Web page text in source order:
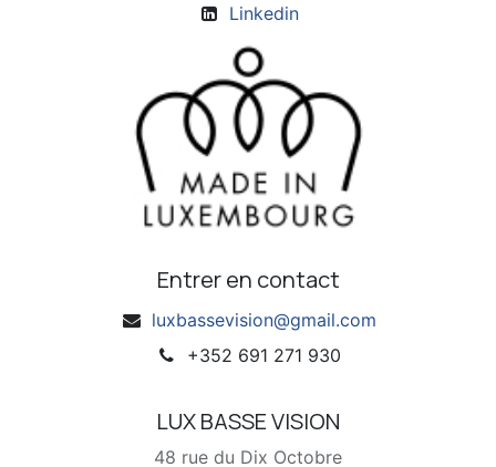
Linkedin
Entrer en contact
luxbassevision@gmail.com
+352 691 271 930
LUX BASSE VISION
48 rue du Dix Octobre